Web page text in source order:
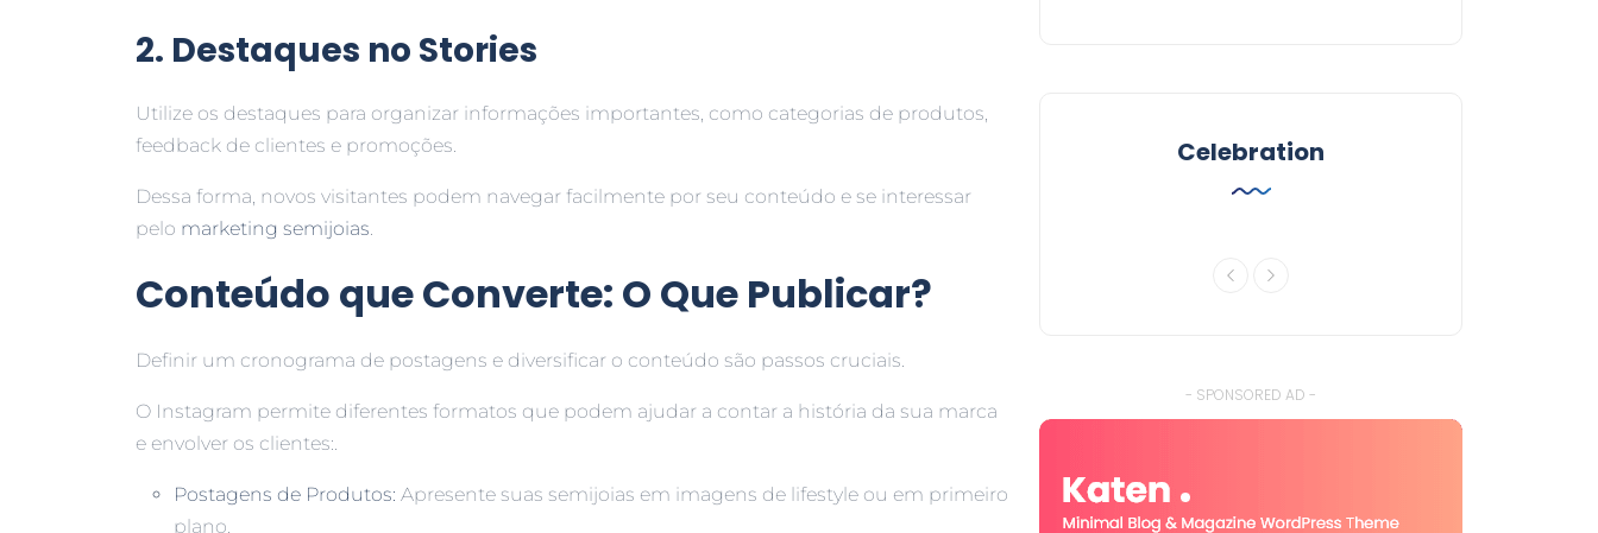
2. Destaques no Stories
Utilize os destaques para organizar informações importantes, como categorias de produtos,
feedback de clientes e promoções.
Dessa forma, novos visitantes podem navegar facilmente por seu conteúdo e se interessar
pelo marketing semijoias.
Conteúdo que Converte: O Que Publicar?
Definir um cronograma de postagens e diversificar o conteúdo são passos cruciais.
O Instagram permite diferentes formatos que podem ajudar a contar a história da sua marca
e envolver os clientes:.
Postagens de Produtos: Apresente suas semijoias em imagens de lifestyle ou em primeiro
plano.
Celebration
- SPONSORED AD -